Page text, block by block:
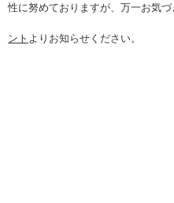
性に努めておりますが、万一お気
ント よりお知らせください。